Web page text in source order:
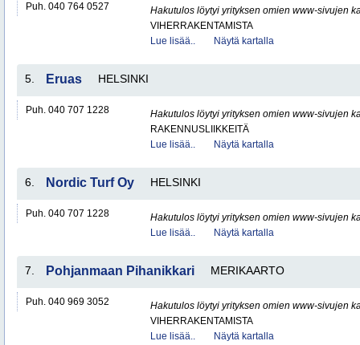
Puh. 040 764 0527
Hakutulos löytyi yrityksen omien www-sivujen
VIHERRAKENTAMISTA
Lue lisää..
Näytä kartalla
5. Eruas HELSINKI
Puh. 040 707 1228
Hakutulos löytyi yrityksen omien www-sivujen
RAKENNUSLIIKKEITÄ
Lue lisää..
Näytä kartalla
6. Nordic Turf Oy HELSINKI
Puh. 040 707 1228
Hakutulos löytyi yrityksen omien www-sivujen
Lue lisää..
Näytä kartalla
7. Pohjanmaan Pihanikkari MERIKAARTO
Puh. 040 969 3052
Hakutulos löytyi yrityksen omien www-sivujen
VIHERRAKENTAMISTA
Lue lisää..
Näytä kartalla